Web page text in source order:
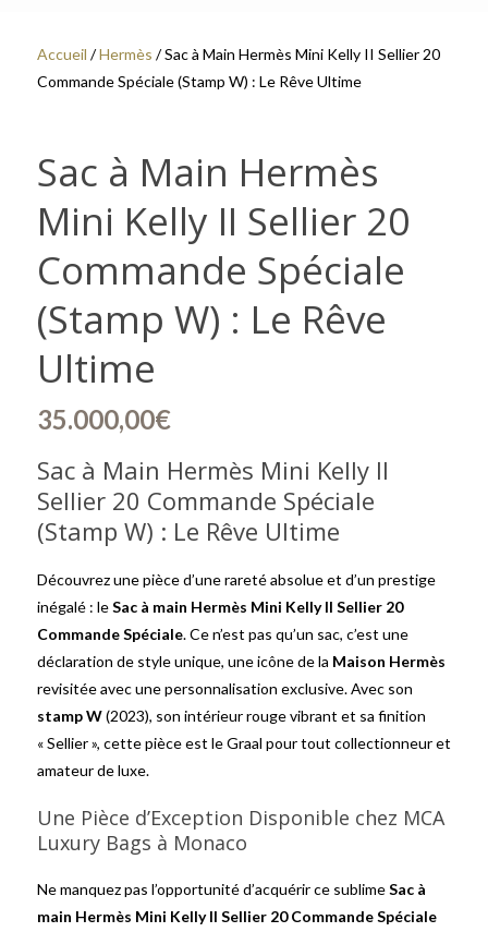
Accueil /Hermès / Sac à Main Hermès Mini Kelly II Sellier 20
Commande Spéciale (Stamp W) : Le Rêve Ultime
Sac à Main Hermès
Mini Kelly II Sellier 20
Commande Spéciale
(Stamp W) : Le Rêve
Ultime
35.000,00€
Sac à Main Hermès Mini Kelly II
Sellier 20 Commande Spéciale
(Stamp W) : Le Rêve Ultime
Découvrez une pièce d’une rareté absolue et d’un prestige
inégalé : leSac à main Hermès Mini Kelly II Sellier 20
Commande Spéciale. Ce n’est pas qu’un sac, c’est une
déclaration de style unique, une icône de la Maison Hermès
revisitée avec une personnalisation exclusive. Avec son
stamp W(2023), son intérieur rouge vibrant et sa finition
« Sellier », cette pièce est le Graal pour tout collectionneur et
amateur de luxe.
Une Pièce d’Exception Disponible chez MCA
Luxury Bags à Monaco
Ne manquez pas l’opportunité d’acquérir ce sublimeSac à
main Hermès Mini Kelly II Sellier 20 Commande Spéciale